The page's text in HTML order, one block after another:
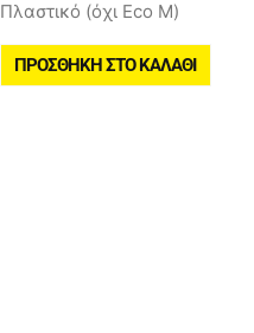
Πλαστικό (όχι Eco M)
ΠΡΟΣΘΉΚΗ ΣΤΟ ΚΑΛΆΘΙ